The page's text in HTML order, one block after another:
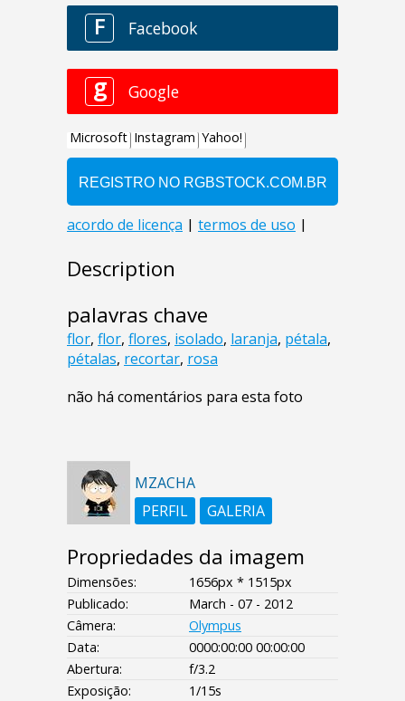
Description
palavras chave
flor, flor, flores, isolado, laranja, pétala,
pétalas, recortar, rosa
não há comentários para esta foto
MZACHA
PERFIL
GALERIA
Propriedades da imagem
Dimensões:
1656px * 1515px
Publicado:
March - 07 - 2012
Câmera:
Olympus
Data:
0000:00:00 00:00:00
Abertura:
f/3.2
Exposição:
1/15s